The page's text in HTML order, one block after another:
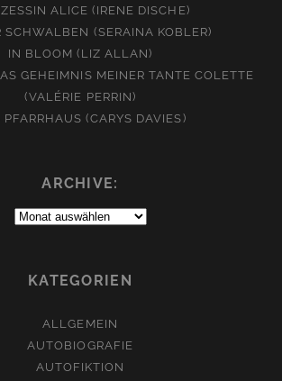
ALICE (IRENE DISCHE)
SCHWALBEN (SERAINA KOBLER)
IN BLOOM (LIZ ALLAN)
GEHEIMNIS MEINER TANTE COLETTE
(VALÉRIE PERRIN)
PFARRHAUS (CARYS DAVIES)
ARCHIVE:
Archive:
KATEGORIEN
ALLGEMEIN
AUTOBIOGRAFIE
AUTOFIKTION